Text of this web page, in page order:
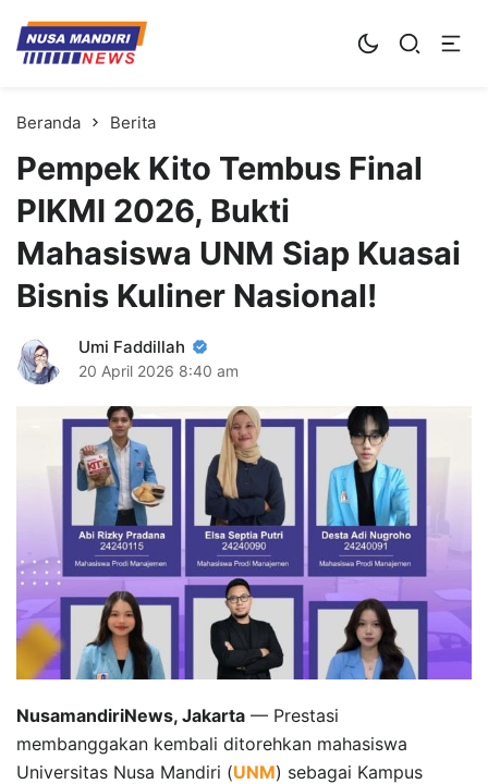
Kampus Digital Bisnis
Universitas Nusa Mandiri
Beranda Berita
Pempek Kito Tembus Final
PIKMI 2026, Bukti
Mahasiswa UNM Siap Kuasai
Bisnis Kuliner Nasional!
Umi Faddillah
20 April 2026 8:40 am
NusamandiriNews, Jakarta — Prestasi
membanggakan kembali ditorehkan mahasiswa
Universitas Nusa Mandiri (UNM) sebagai Kampus